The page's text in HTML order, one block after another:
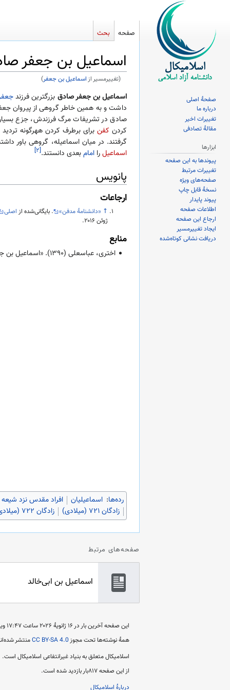
اسماعیل بن جعفر
(تغییرمسیر از اسماعیل بن جعفر)
پرش
به
ناوبری
پرش
به
جستجو
اسماعیل بن جعفر صادق بزرگترین فرزند
داشت و به همین خاطر گروهی از پیروان
صادق در تشریفات مرگ فرزندش، جزع
کردن کفن برای برطرف کردن ههرگونه
گرفتند. در میان اسماعیله، گروهی باور
اسماعیلرا امامبعدی دانستند.[۲]
پانویس
ارجاعات
↑ «دانشنامهٔ مدفن» . بایگانی‌شده از اصلی
ژوئن ۲۰۱۶
.
منابع
اختری، عباسعلی (۱۳۹۰). «اسماعیل بن
رده‌ها: اسماعیلیان
افراد مقدس نزد شیعه
زادگان ۷۲۱ (میلادی)
زادگان ۷۲۲ (میلادی)
صفحه‌های مرتبط
اسماعیل بن ابی‌خالد
صفحه بحث
صفحهٔ اصلی
درباره ما
تغییرات اخیر
مقالهٔ تصادفی
ابزارها
پیوندها به این صفحه
تغییرات مرتبط
صفحه‌های ویژه
نسخهٔ قابل چاپ
پیوند پایدار
اطلاعات صفحه
ارجاع این صفحه
ایجاد تغییرمسیر
دریافت نشانی کوتاه‌شده
این صفحه آخرین بار در ‏۱۶ ژانویهٔ ۲۰۲۶ ساعت ‏۱۷:۴۷ ویرایش شده است.
همهٔ نوشته‌ها تحت مجوز CC BY-SA 4.0منتشر
اسلامیکال متعلق به بنیاد غیرانتفاعی اسلامیکال است.
از این صفحه ۸۱۷بار بازدید شده است.
دربارهٔ اسلامیکال